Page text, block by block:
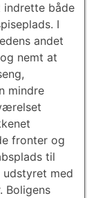
indrette både
I
andet
nemt at
mindre
fronter og
til
med
Boligens